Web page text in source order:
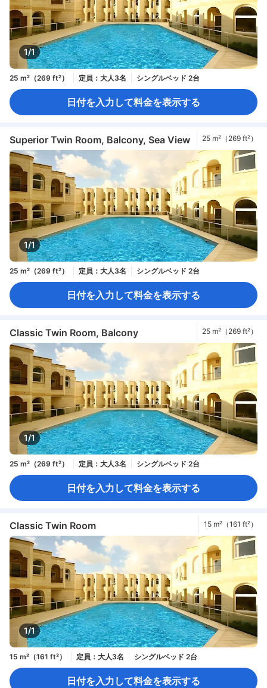
1/1
25 m²（269 ft²） 定員：大人3名 シングルベッド 2台
日付を入力して料金を表示する
Superior Twin Room, Balcony, Sea View 25 m²（269 ft²）
1/1
25 m²（269 ft²） 定員：大人3名 シングルベッド 2台
日付を入力して料金を表示する
Classic Twin Room, Balcony 25 m²（269 ft²）
1/1
25 m²（269 ft²） 定員：大人3名 シングルベッド 2台
日付を入力して料金を表示する
Classic Twin Room 15 m²（161 ft²）
1/1
15 m²（161 ft²） 定員：大人3名 シングルベッド 2台
日付を入力して料金を表示する